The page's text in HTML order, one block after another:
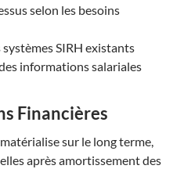
selon les besoins
systèmes SIRH existants
informations salariales
Financières
sur le long terme,
après amortissement des